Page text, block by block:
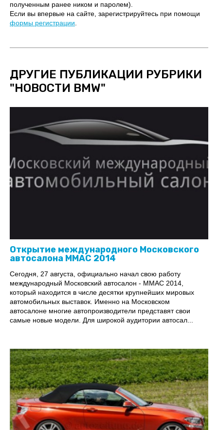
полученным ранее ником и паролем).
Если вы впервые на сайте, зарегистрируйтесь при помощи
формы регистрации
ДРУГИЕ ПУБЛИКАЦИИ РУБРИКИ
"НОВОСТИ BMW"
Открытие международного Московского
автосалона MMAC 2014
Сегодня, 27 августа, официально начал свою работу
международный Московский автосалон - MMAC 2014,
который находится в числе десятки крупнейших мировых
автомобильных выставок. Именно на Московском
автосалоне многие автопроизводители представят свои
самые новые модели. Для широкой аудитории автосал...